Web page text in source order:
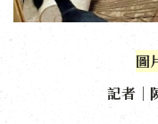
圖
記者｜